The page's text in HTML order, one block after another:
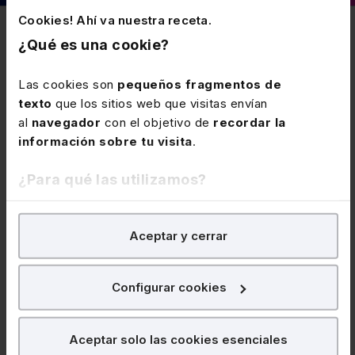
Cookies! Ahí va nuestra receta.
¿Qué es una cookie?
Las cookies son pequeños fragmentos de
texto que los sitios web que visitas envían
al navegador con el objetivo de recordar la
información sobre tu visita.
¿Para qué las utilizamos?
En Lefebvre utilizamos las cookies confines
para tratar demejorar tu experiencia
nuestra página web. También con fines publicitarios,
¿Qué puedes hacer?
Aceptar y cerrar
Configurar cookies
Aceptar solo las cookies esenciales
También puede interesarte
23 JUNIO 2026
Actualización de la cuantía de las
prestaciones por dependencia
garantizado por la AGE para cada persona
de aplicación a las prestaciones devengadas a partir
del 1-7-2026
28 ABRIL 2026
Utilización del calendario laboral para